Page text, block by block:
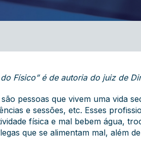
Físico” é de autoria do juiz de
pessoas que vivem uma vida
e sessões, etc. Esses
física e mal bebem água,
que se alimentam mal, além